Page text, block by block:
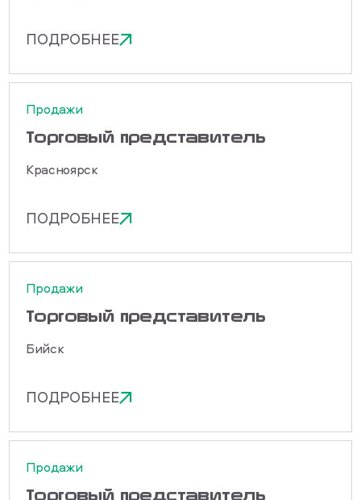
ПОДРОБНЕЕ
Продажи
Торговый представитель
Красноярск
ПОДРОБНЕЕ
Продажи
Торговый представитель
Бийск
ПОДРОБНЕЕ
Продажи
Торговый представитель